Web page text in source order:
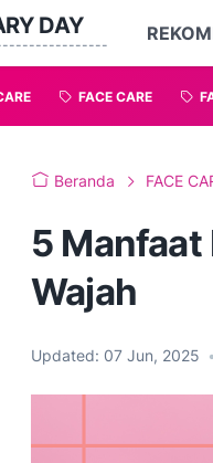
DAY
FACE CARE
Beranda FACE
5 Manfaat
Wajah
Updated: 07 Jun, 2025 •